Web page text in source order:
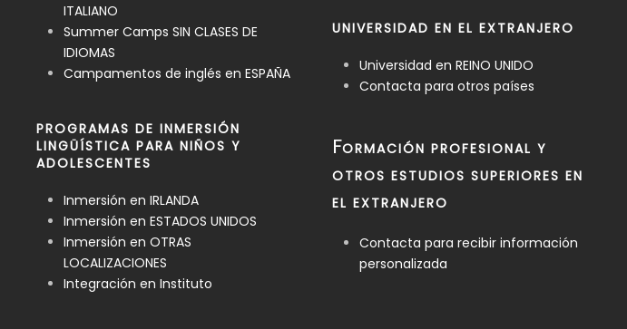
ITALIANO
Summer Camps SIN CLASES DE
IDIOMAS
Campamentos de inglés en ESPAÑA
PROGRAMAS DE INMERSIÓN
LINGÜÍSTICA PARA NIÑOS Y
ADOLESCENTES
Inmersión en IRLANDA
Inmersión en ESTADOS UNIDOS
Inmersión en OTRAS
LOCALIZACIONES
Integración en Instituto
UNIVERSIDAD EN EL EXTRANJERO
Universidad en REINO UNIDO
Contacta para otros países
FORMACIÓN PROFESIONAL Y
OTROS ESTUDIOS SUPERIORES EN
EL EXTRANJERO
Contacta para recibir información
personalizada